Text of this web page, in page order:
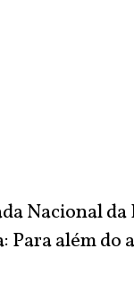
Nacional
Para além do